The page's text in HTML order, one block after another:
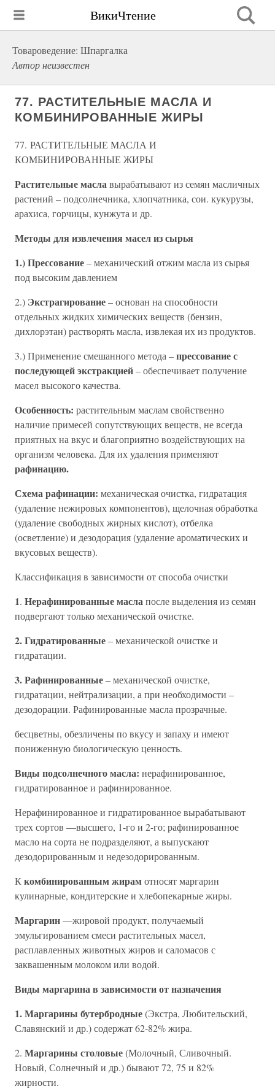
ВикиЧтение
Товароведение: Шпаргалка
Автор неизвестен
77. РАСТИТЕЛЬНЫЕ МАСЛА И
КОМБИНИРОВАННЫЕ ЖИРЫ
77. РАСТИТЕЛЬНЫЕ МАСЛА И
КОМБИНИРОВАННЫЕ ЖИРЫ
Растительные маславырабатывают из семян масличных
растений – подсолнечника, хлопчатника, сои. кукурузы,
арахиса, горчицы, кунжута и др.
Методы для извлечения масел из сырья
1.) Прессование– механический отжим масла из сырья
под высоким давлением
2.) Экстрагирование– основан на способности
отдельных жидких химических веществ (бензин,
дихлорэтан) растворять масла, извлекая их из продуктов.
3.) Применение смешанного метода –прессование с
последующей экстракцией– обеспечивает получение
масел высокого качества.
Особенность: растительным маслам свойственно
наличие примесей сопутствующих веществ, не всегда
приятных на вкус и благоприятно воздействующих на
организм человека. Для их удаления применяют
рафинацию.
Схема рафинации: механическая очистка, гидратация
(удаление нежировых компонентов), щелочная обработка
(удаление свободных жирных кислот), отбелка
(осветление) и дезодорация (удаление ароматических и
вкусовых веществ).
Классификация в зависимости от способа очистки
1. Нерафинированные маслапосле выделения из семян
подвергают только механической очистке.
2. Гидратированные– механической очистке и
гидратации.
3. Рафинированные– механической очистке,
гидратации, нейтрализации, а при необходимости –
дезодорации. Рафинированные масла прозрачные.
бесцветны, обезличены по вкусу и запаху и имеют
пониженную биологическую ценность.
Виды подсолнечного масла: нерафинированное,
гидратированное и рафинированное.
Нерафинированное и гидратированное вырабатывают
трех сортов —высшего, 1-го и 2-го; рафинированное
масло на сорта не подразделяют, а выпускают
дезодорированным и недезодорированным.
К комбинированным жирамотносят маргарин
кулинарные, кондитерские и хлебопекарные жиры.
Маргарин—жировой продукт, получаемый
эмульгированием смеси растительных масел,
расплавленных животных жиров и саломасов с
заквашенным молоком или водой.
Виды маргарина в зависимости от назначения
1. Маргарины бутербродные(Экстра, Любительский,
Славянский и др.) содержат 62-82% жира.
2. Маргарины столовые(Молочный, Сливочный.
Новый, Солнечный и др.) бывают 72, 75 и 82%
жирности.